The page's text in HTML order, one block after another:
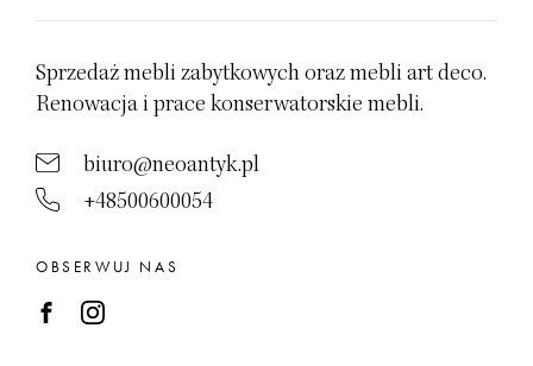
Sprzedaż mebli zabytkowych oraz mebli art deco.
Renowacja i prace konserwatorskie mebli.
biuro@neoantyk.pl
+48500600054
OBSERWUJ NAS